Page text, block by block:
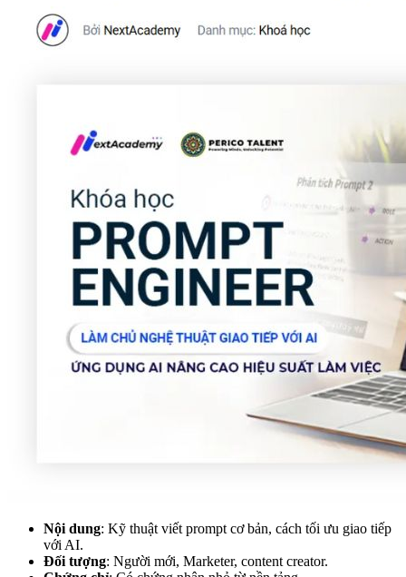
Nội dung: Kỹ thuật viết prompt cơ bản, cách tối ưu giao tiếp
với AI.
Đối tượng: Người mới, Marketer, content creator.